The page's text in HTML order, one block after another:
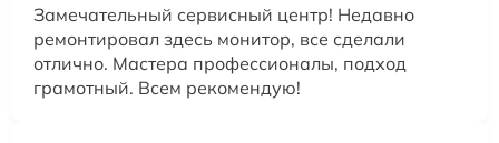
Замечательный сервисный центр! Недавно
ремонтировал здесь монитор, все сделали
отлично. Мастера профессионалы, подход
грамотный. Всем рекомендую!